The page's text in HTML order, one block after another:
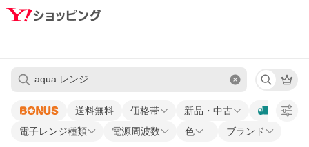
送料無料 価格帯
新品・中古
電子レンジ種類
電源周波数 色 ブランド